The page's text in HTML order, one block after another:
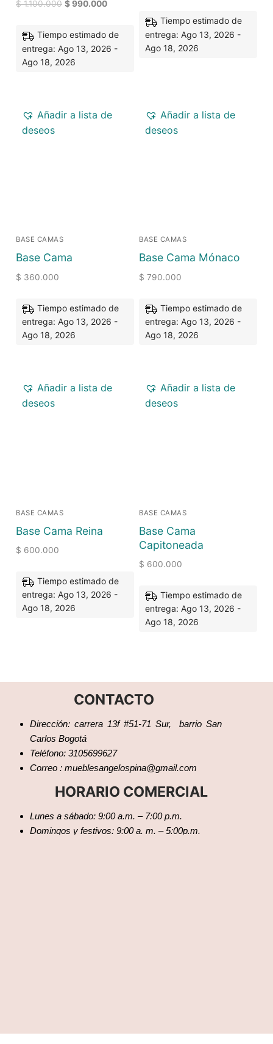
$1.100.000 $990.000
Tiempo estimado de
entrega: Ago 13, 2026 -
Ago 18, 2026
Tiempo estimado de
entrega: Ago 13, 2026 -
Ago 18, 2026
Añadir a lista de
deseos
BASE CAMAS
Base Cama
$ 360.000
Tiempo estimado de
entrega: Ago 13, 2026 -
Ago 18, 2026
Añadir a lista de
deseos
BASE CAMAS
Base Cama Mónaco
$ 790.000
Tiempo estimado de
entrega: Ago 13, 2026 -
Ago 18, 2026
Añadir a lista de
deseos
BASE CAMAS
Base Cama Reina
$ 600.000
Tiempo estimado de
entrega: Ago 13, 2026 -
Ago 18, 2026
Añadir a lista de
deseos
BASE CAMAS
Base Cama
Capitoneada
$ 600.000
Tiempo estimado de
entrega: Ago 13, 2026 -
Ago 18, 2026
CONTACTO
Dirección: carrera 13f #51-71 Sur, barrio San
Carlos Bogotá
Teléfono: 3105699627
Correo : mueblesangelospina@gmail.com
HORARIO COMERCIAL
Lunes a sábado: 9:00 a.m. – 7:00 p.m.
Domingos y festivos: 9:00 a. m. – 5:00p.m.